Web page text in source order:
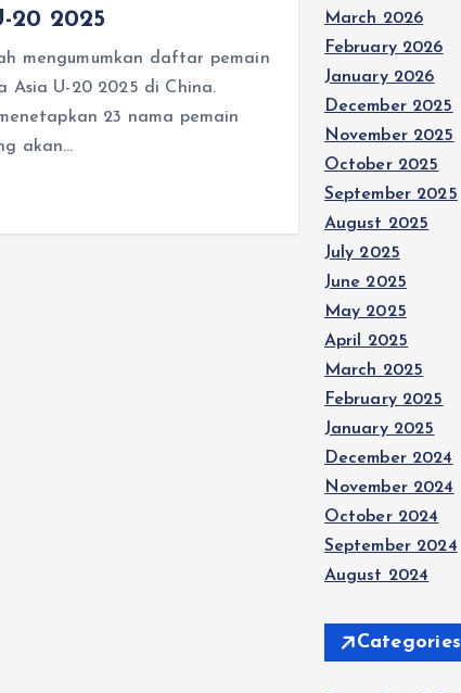
20 2025
mengumumkan daftar pemain
Asia U-20 2025 di China.
23 nama pemain
akan…
March 2026
February 2026
January 2026
December 2025
November 2025
October 2025
September 2025
August 2025
July 2025
June 2025
May 2025
April 2025
March 2025
February 2025
January 2025
December 2024
November 2024
October 2024
September 2024
August 2024
Categories